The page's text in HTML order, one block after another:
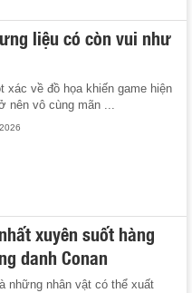
liệu có còn vui như
xác về đồ họa khiến game hiện
nên vô cùng mãn ...
xuyên suốt hàng
danh Conan
những nhân vật có thể xuất